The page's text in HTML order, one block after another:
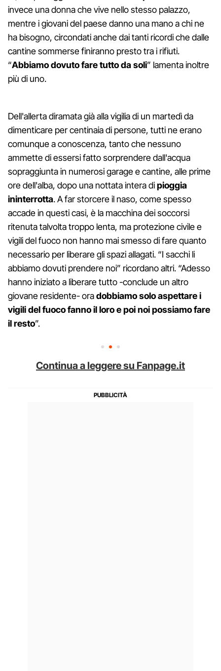
invece una donna che vive nello stesso palazzo,
mentre i giovani del paese danno una mano a chi ne
ha bisogno, circondati anche dai tanti ricordi che dalle
cantine sommerse finiranno presto tra i rifiuti.
“Abbiamo dovuto fare tutto da soli” lamenta inoltre
più di uno.
Dell'allerta diramata già alla vigilia di un martedì da
dimenticare per centinaia di persone, tutti ne erano
comunque a conoscenza, tanto che nessuno
ammette di essersi fatto sorprendere dall'acqua
sopraggiunta in numerosi garage e cantine, alle prime
ore dell'alba, dopo una nottata intera dipioggia
ininterrotta. A far storcere il naso, come spesso
accade in questi casi, è la macchina dei soccorsi
ritenuta talvolta troppo lenta, ma protezione civile e
vigili del fuoco non hanno mai smesso di fare quanto
necessario per liberare gli spazi allagati. “I sacchi li
abbiamo dovuti prendere noi” ricordano altri. “Adesso
hanno iniziato a liberare tutto -conclude un altro
giovane residente- oradobbiamo solo aspettare i
vigili del fuoco fanno il loro e poi noi possiamo fare
il resto”.
Continua a leggere su Fanpage.it